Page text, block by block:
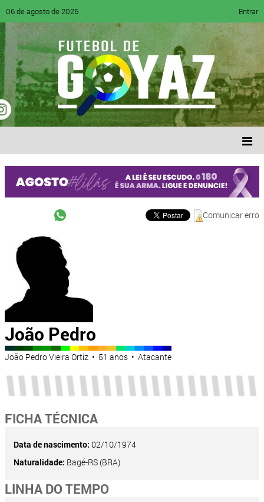
06 de agosto de 2026 Entrar
Comunicar erro
João Pedro
João Pedro Vieira Ortiz • 51 anos • Atacante
FICHA TÉCNICA
Data de nascimento: 02/10/1974
Naturalidade: Bagé-RS (BRA)
LINHA DO TEMPO